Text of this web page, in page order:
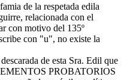
de la respetada edila
relacionada con el
con motivo del 135º
con "u", no existe la
de esta Sra. Edil que
PROBATORIOS